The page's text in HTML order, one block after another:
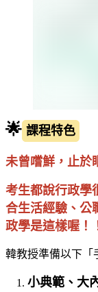
🌟 課程特色
未曾嚐鮮，止於
考生都說行政學
合生活經驗、公
政學是這樣喔！
韓教授準備以下「
小典範、大